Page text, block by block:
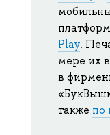
Play.
мере их
в
также по